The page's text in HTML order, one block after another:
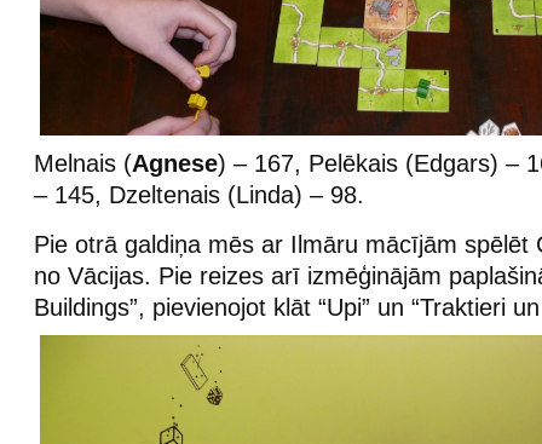
Melnais (Agnese) – 167, Pelēkais (Edgars) –
– 145, Dzeltenais (Linda) – 98.
Pie otrā galdiņa mēs ar Ilmāru mācījām spēlēt
no Vācijas. Pie reizes arī izmēģinājām
Buildings”, pievienojot klāt “Upi” un “Traktieri